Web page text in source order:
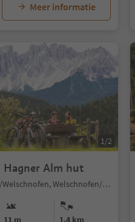
Meer informatie
1/2
Alm hut
Nova Levante/Welschnofen, Welschnofen/Nova Levante, Dolomites Region Eggental
11 m 1.4 km